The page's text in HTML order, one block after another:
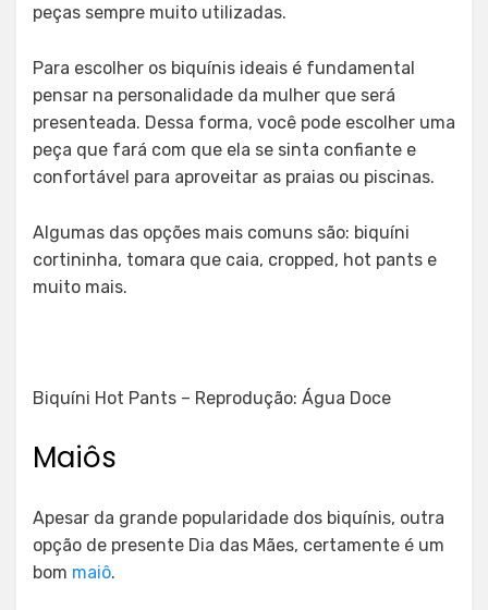
peças sempre muito utilizadas.
Para escolher os biquínis ideais é fundamental
pensar na personalidade da mulher que será
presenteada. Dessa forma, você pode escolher uma
peça que fará com que ela se sinta confiante e
confortável para aproveitar as praias ou piscinas.
Algumas das opções mais comuns são: biquíni
cortininha, tomara que caia, cropped, hot pants e
muito mais.
Biquíni Hot Pants – Reprodução: Água Doce
Maiôs
Apesar da grande popularidade dos biquínis, outra
opção de presente Dia das Mães, certamente é um
bom maiô.